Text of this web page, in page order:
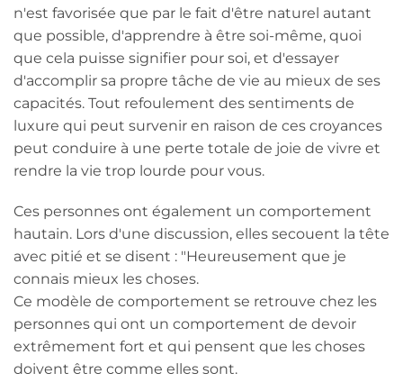
n'est favorisée que par le fait d'être naturel autant
que possible, d'apprendre à être soi-même, quoi
que cela puisse signifier pour soi, et d'essayer
d'accomplir sa propre tâche de vie au mieux de ses
capacités. Tout refoulement des sentiments de
luxure qui peut survenir en raison de ces croyances
peut conduire à une perte totale de joie de vivre et
rendre la vie trop lourde pour vous.
Ces personnes ont également un comportement
hautain. Lors d'une discussion, elles secouent la tête
avec pitié et se disent : "Heureusement que je
connais mieux les choses.
Ce modèle de comportement se retrouve chez les
personnes qui ont un comportement de devoir
extrêmement fort et qui pensent que les choses
doivent être comme elles sont.